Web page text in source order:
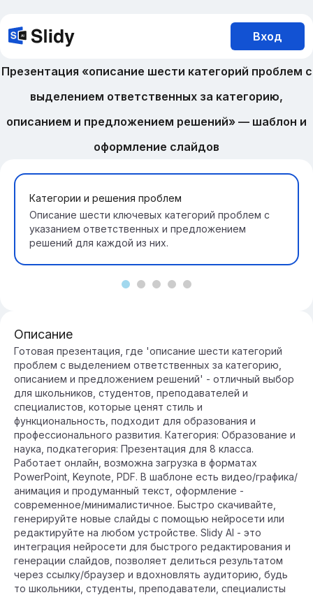
Вход
Презентация «описание шести категорий проблем с
выделением ответственных за категорию,
описанием и предложением решений» — шаблон и
оформление слайдов
Категории и решения проблем
Описание шести ключевых категорий проблем с
указанием ответственных и предложением
решений для каждой из них.
Описание
Готовая презентация, где 'описание шести категорий
проблем с выделением ответственных за категорию,
описанием и предложением решений' - отличный выбор
для школьников, студентов, преподавателей и
специалистов, которые ценят стиль и
функциональность, подходит для образования и
профессионального развития. Категория: Образование и
наука, подкатегория: Презентация для 8 класса.
Работает онлайн, возможна загрузка в форматах
PowerPoint, Keynote, PDF. В шаблоне есть видео/графика/
анимация и продуманный текст, оформление -
современное/минималистичное. Быстро скачивайте,
генерируйте новые слайды с помощью нейросети или
редактируйте на любом устройстве. Slidy AI - это
интеграция нейросети для быстрого редактирования и
генерации слайдов, позволяет делиться результатом
через ссылку/браузер и вдохновлять аудиторию, будь
то школьники, студенты, преподаватели, специалисты